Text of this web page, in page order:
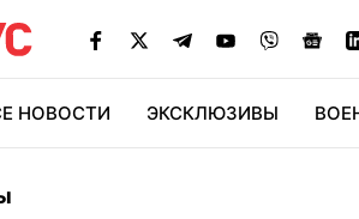
НОВОСТИ ЭКСКЛЮЗИВЫ